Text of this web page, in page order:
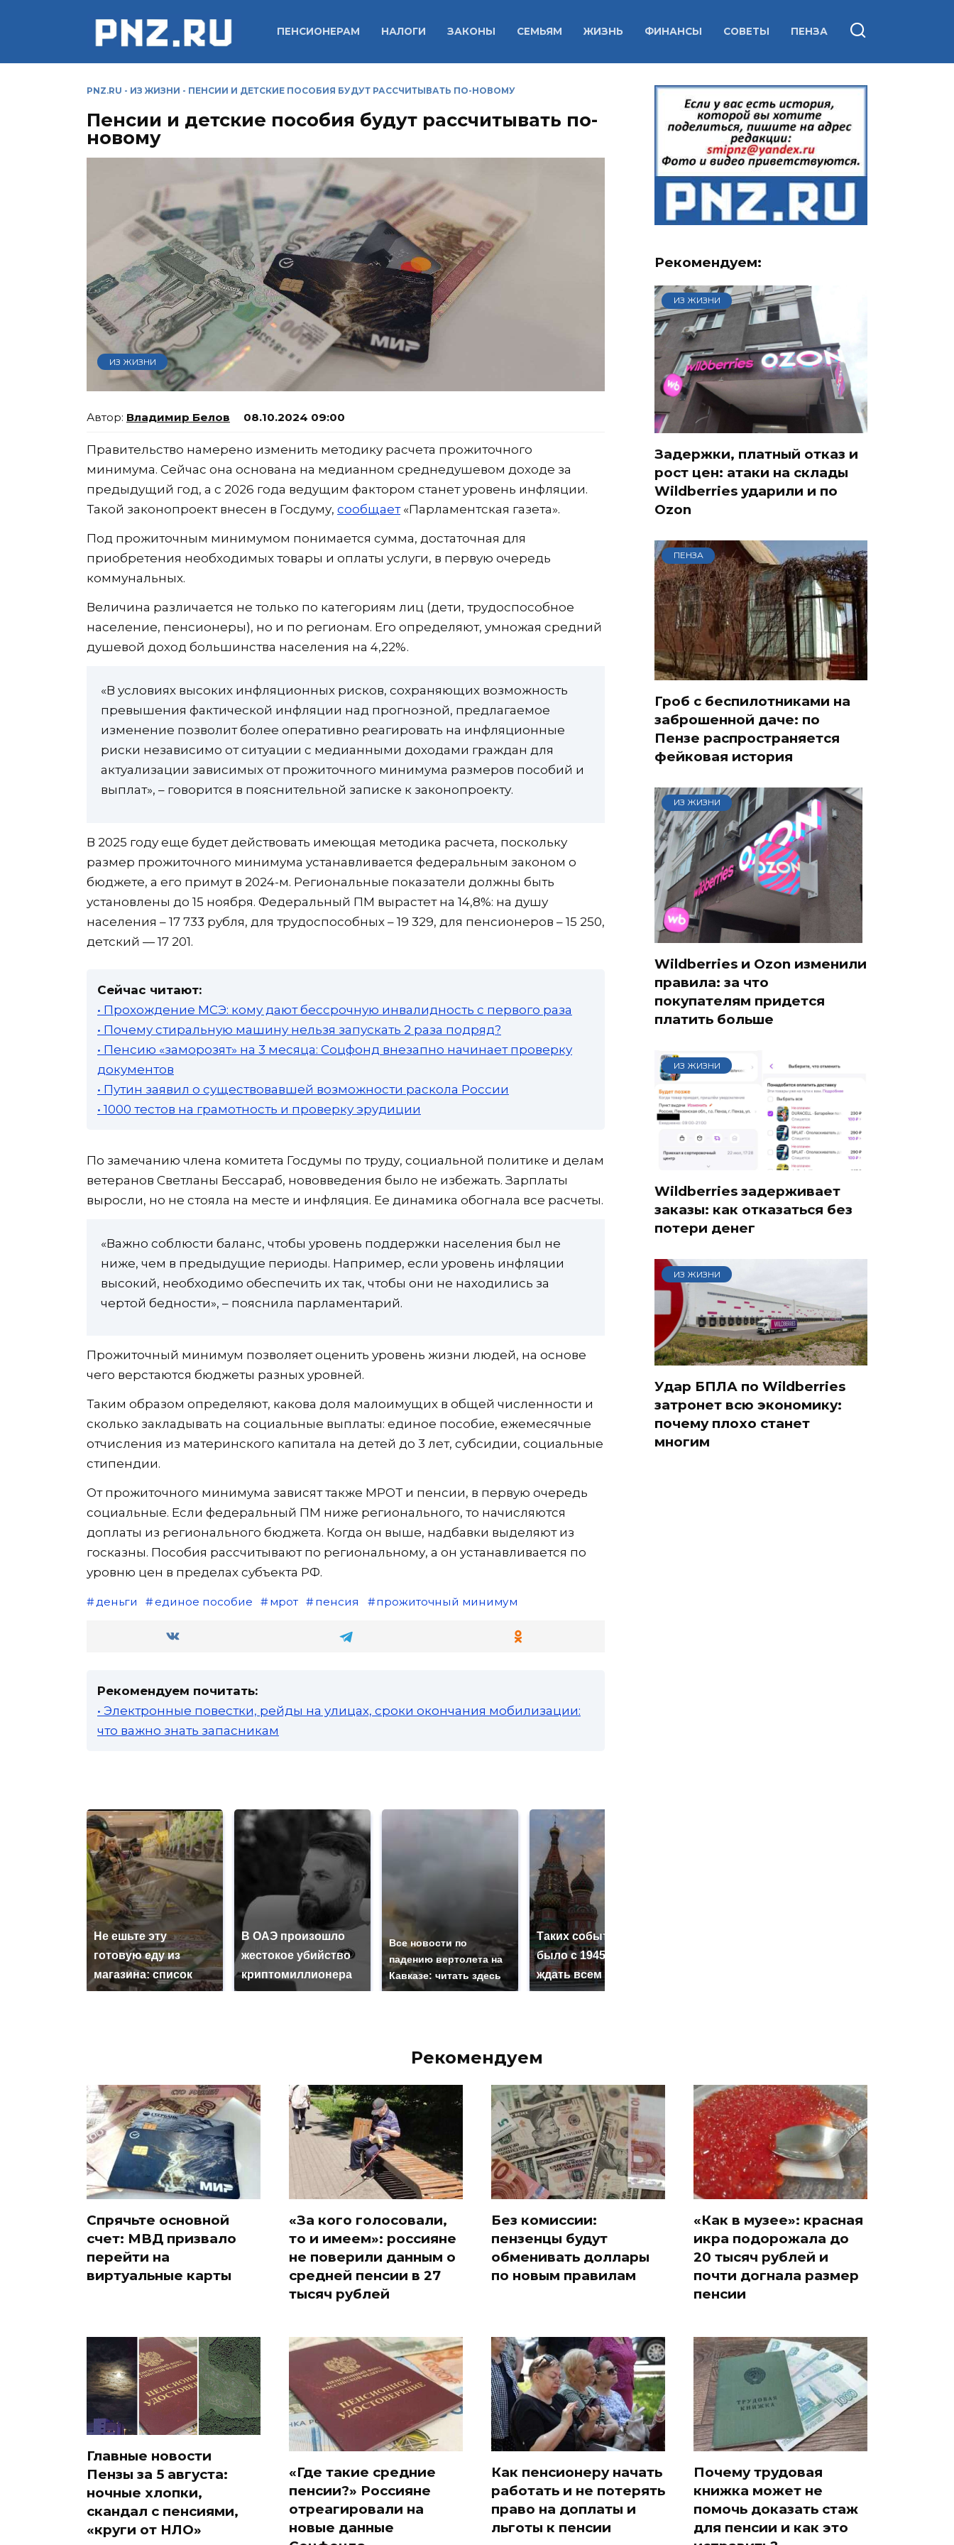
ПЕНСИОНЕРАМ НАЛОГИ ЗАКОНЫ СЕМЬЯМ ЖИЗНЬ ФИНАНСЫ СОВЕТЫ ПЕНЗА
PNZ.RU - ИЗ ЖИЗНИ - ПЕНСИИ И ДЕТСКИЕ ПОСОБИЯ БУДУТ РАССЧИТЫВАТЬ ПО-НОВОМУ
Пенсии и детские пособия будут рассчитывать по-
новому
ИЗ ЖИЗНИ
Владимир Белов 08.10.2024 09:00
Правительство намерено изменить методику расчета прожиточного
минимума. Сейчас она основана на медианном среднедушевом доходе за
предыдущий год, а с 2026 года ведущим фактором станет уровень инфляции.
Такой законопроект внесен в Госдуму, сообщает«Парламентская газета».
Под прожиточным минимумом понимается сумма, достаточная для
приобретения необходимых товары и оплаты услуги, в первую очередь
коммунальных.
Величина различается не только по категориям лиц (дети, трудоспособное
население, пенсионеры), но и по регионам. Его определяют, умножая средний
душевой доход большинства населения на 4,22%.
«В условиях высоких инфляционных рисков, сохраняющих возможность
превышения фактической инфляции над прогнозной, предлагаемое
изменение позволит более оперативно реагировать на инфляционные
риски независимо от ситуации с медианными доходами граждан для
актуализации зависимых от прожиточного минимума размеров пособий и
выплат», – говорится в пояснительной записке к законопроекту.
В 2025 году еще будет действовать имеющая методика расчета, поскольку
размер прожиточного минимума устанавливается федеральным законом о
бюджете, а его примут в 2024-м. Региональные показатели должны быть
установлены до 15 ноября. Федеральный ПМ вырастет на 14,8%: на душу
населения – 17 733 рубля, для трудоспособных – 19 329, для пенсионеров – 15 250,
детский — 17 201.
Сейчас читают:
• Прохождение МСЭ: кому дают бессрочную инвалидность с первого раза
• Почему стиральную машину нельзя запускать 2 раза подряд?
• Пенсию «заморозят» на 3 месяца: Соцфонд внезапно начинает проверку
документов
• Путин заявил о существовавшей возможности раскола России
• 1000 тестов на грамотность и проверку эрудиции
По замечанию члена комитета Госдумы по труду, социальной политике и делам
ветеранов Светланы Бессараб, нововведения было не избежать. Зарплаты
выросли, но не стояла на месте и инфляция. Ее динамика обогнала все расчеты.
«Важно соблюсти баланс, чтобы уровень поддержки населения был не
ниже, чем в предыдущие периоды. Например, если уровень инфляции
высокий, необходимо обеспечить их так, чтобы они не находились за
чертой бедности», – пояснила парламентарий.
Прожиточный минимум позволяет оценить уровень жизни людей, на основе
чего верстаются бюджеты разных уровней.
Таким образом определяют, какова доля малоимущих в общей численности и
сколько закладывать на социальные выплаты: единое пособие, ежемесячные
отчисления из материнского капитала на детей до 3 лет, субсидии, социальные
стипендии.
От прожиточного минимума зависят также МРОТ и пенсии, в первую очередь
социальные. Если федеральный ПМ ниже регионального, то начисляются
доплаты из регионального бюджета. Когда он выше, надбавки выделяют из
госказны. Пособия рассчитывают по региональному, а он устанавливается по
уровню цен в пределах субъекта РФ.
деньги единое пособие мрот пенсия прожиточный минимум
Рекомендуем почитать:
• Электронные повестки, рейды на улицах, сроки окончания мобилизации:
что важно знать запасникам
Не ешьте эту
готовую еду из
магазина: список
В ОАЭ произошло
жестокое убийство
криптомиллионера
Все новости по
падению вертолета на
Кавказе: читать здесь
Таких событий не
было с 1945: чего
ждать всем нам?
Рекомендуем:
ИЗ ЖИЗНИ
Задержки, платный отказ и
рост цен: атаки на склады
Wildberries ударили и по
Ozon
ПЕНЗА
Гроб с беспилотниками на
заброшенной даче: по
Пензе распространяется
фейковая история
ИЗ ЖИЗНИ
Wildberries и Ozon изменили
правила: за что
покупателям придется
платить больше
ИЗ ЖИЗНИ
Wildberries задерживает
заказы: как отказаться без
потери денег
ИЗ ЖИЗНИ
Удар БПЛА по Wildberries
затронет всю экономику:
почему плохо станет
многим
Рекомендуем
Спрячьте основной
счет: МВД призвало
перейти на
виртуальные карты
«За кого голосовали,
то и имеем»: россияне
не поверили данным о
средней пенсии в 27
тысяч рублей
Без комиссии:
пензенцы будут
обменивать доллары
по новым правилам
«Как в музее»: красная
икра подорожала до
20 тысяч рублей и
почти догнала размер
пенсии
Главные новости
Пензы за 5 августа:
ночные хлопки,
скандал с пенсиями,
«круги от НЛО»
«Где такие средние
пенсии?» Россияне
отреагировали на
новые данные
Как пенсионеру начать
работать и не потерять
право на доплаты и
льготы к пенсии
Почему трудовая
книжка может не
помочь доказать стаж
для пенсии и как это